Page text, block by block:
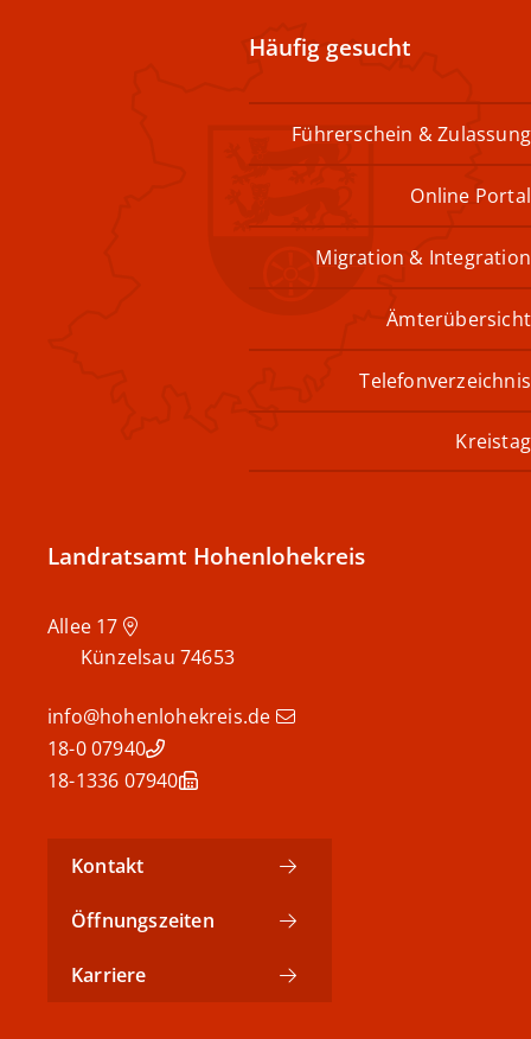
Häufig gesucht
Führerschein & Zulassung
Online Portal
Migration & Integration
Ämterübersicht
Telefonverzeichnis
Kreistag
Landratsamt Hohenlohekreis
74653
Künzelsau
info@hohenlohekreis.de
07940 18-0
07940 18-1336
Kontakt
Öffnungszeiten
Karriere